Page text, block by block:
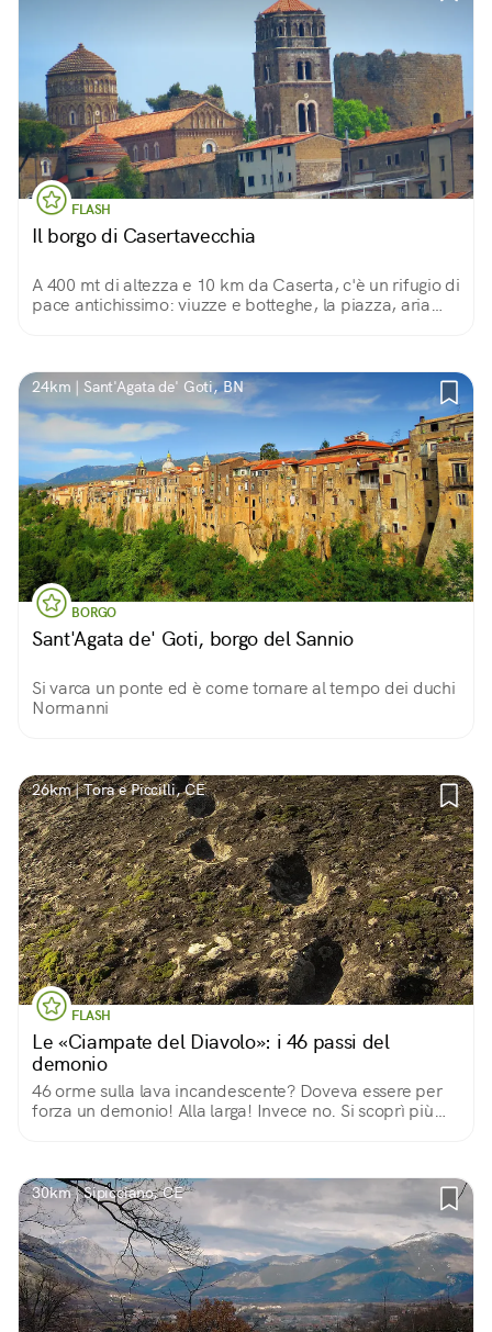
FLASH
Il borgo di Casertavecchia
A 400 mt di altezza e 10 km da Caserta, c'è un rifugio di
pace antichissimo: viuzze e botteghe, la piazza, aria
24km | Sant'Agata de' Goti, BN
BORGO
Sant'Agata de' Goti, borgo del Sannio
Si varca un ponte ed è come tornare al tempo dei duchi
Normanni
26km | Tora e Piccilli, CE
FLASH
Le «Ciampate del Diavolo»: i 46 passi del
demonio
46 orme sulla lava incandescente? Doveva essere per
forza un demonio! Alla larga! Invece no. Si scoprì più
30km | Sipicciano, CE